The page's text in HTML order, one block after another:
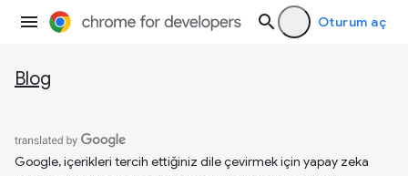
Oturum aç
Blog
Google, içerikleri tercih ettiğiniz dile çevirmek için yapay zeka